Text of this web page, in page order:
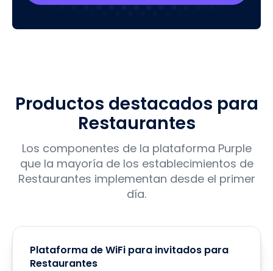
Productos destacados para
Restaurantes
Los componentes de la plataforma Purple
que la mayoría de los establecimientos de
Restaurantes implementan desde el primer
día.
Plataforma de WiFi para invitados para
Restaurantes